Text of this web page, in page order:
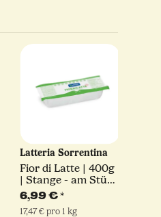
Latteria Sorrentina
Fior di Latte | 400g
| Stange - am Stück
| Latteria
Sorrentina
6,99 €*
17,47 € pro 1 kg